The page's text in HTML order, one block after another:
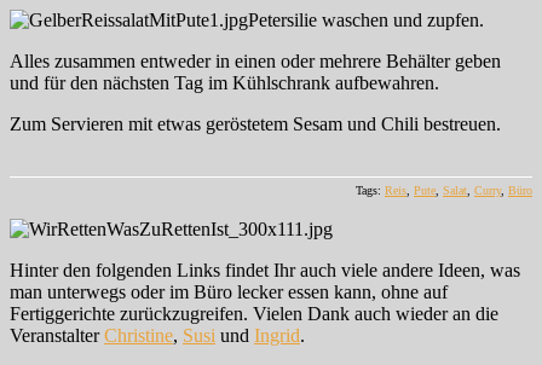
Petersilie waschen und zupfen.
Alles zusammen entweder in einen oder mehrere Behälter geben
und für den nächsten Tag im Kühlschrank aufbewahren.
Zum Servieren mit etwas geröstetem Sesam und Chili bestreuen.
Tags: Reis, Pute, Salat, Curry, Büro
Hinter den folgenden Links findet Ihr auch viele andere Ideen, was
man unterwegs oder im Büro lecker essen kann, ohne auf
Fertiggerichte zurückzugreifen. Vielen Dank auch wieder an die
VeranstalterChristine, Susi und Ingrid.